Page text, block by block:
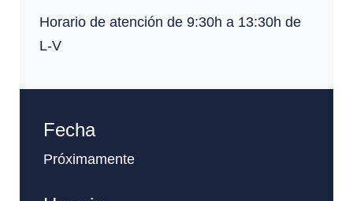
Horario de atención de 9:30h a 13:30h de
L-V
Fecha
Próximamente